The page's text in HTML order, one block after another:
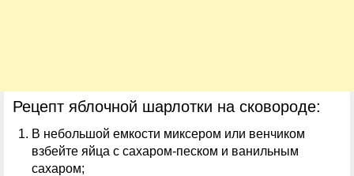
Рецепт яблочной шарлотки на сковороде:
В небольшой емкости миксером или венчиком
взбейте яйца с сахаром-песком и ванильным
сахаром;